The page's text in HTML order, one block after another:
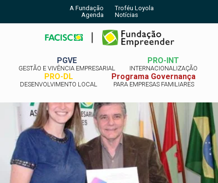
A Fundação
Troféu Loyola
Agenda
Notícias
PGVE
GESTÃO E VIVÊNCIA EMPRESARIAL
PRO-INT
INTERNACIONALIZAÇÃO
PRO-DL
DESENVOLVIMENTO LOCAL
Programa Governança
PARA EMPRESAS FAMILIARES